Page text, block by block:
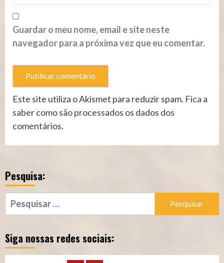
Guardar o meu nome, email e site neste
navegador para a próxima vez que eu comentar.
Este site utiliza o Akismet para reduzir spam. Fica a
saber como são processados os dados dos
comentários.
Pesquisa:
Pesquisar
por:
Siga nossas redes sociais: